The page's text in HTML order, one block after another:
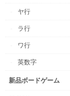
ヤ行
ラ行
ワ行
英数字
新品ボードゲーム